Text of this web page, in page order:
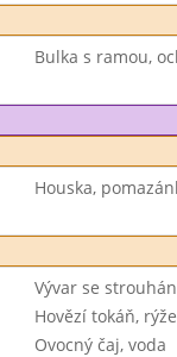
Bulka s ramou,
Houska,
Vývar se
Hovězí tokáň, rýže
Ovocný čaj, voda